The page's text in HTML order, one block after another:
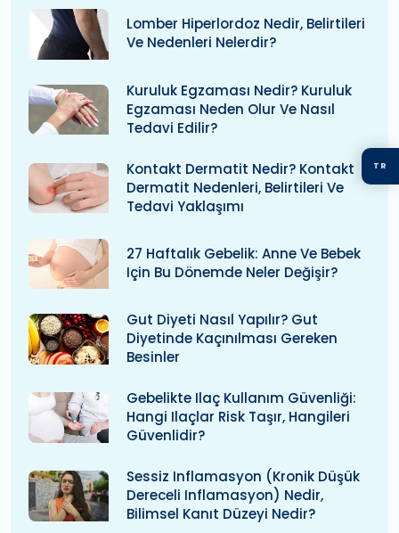
TR
Lomber Hiperlordoz Nedir, Belirtileri
Ve Nedenleri Nelerdir?
Kuruluk Egzaması Nedir? Kuruluk
Egzaması Neden Olur Ve Nasıl
Tedavi Edilir?
Kontakt Dermatit Nedir? Kontakt
Dermatit Nedenleri, Belirtileri Ve
Tedavi Yaklaşımı
27 Haftalık Gebelik: Anne Ve Bebek
Için Bu Dönemde Neler Değişir?
Gut Diyeti Nasıl Yapılır? Gut
Diyetinde Kaçınılması Gereken
Besinler
Gebelikte Ilaç Kullanım Güvenliği:
Hangi Ilaçlar Risk Taşır, Hangileri
Güvenlidir?
Sessiz Inflamasyon (kronik Düşük
Dereceli Inflamasyon) Nedir,
Bilimsel Kanıt Düzeyi Nedir?